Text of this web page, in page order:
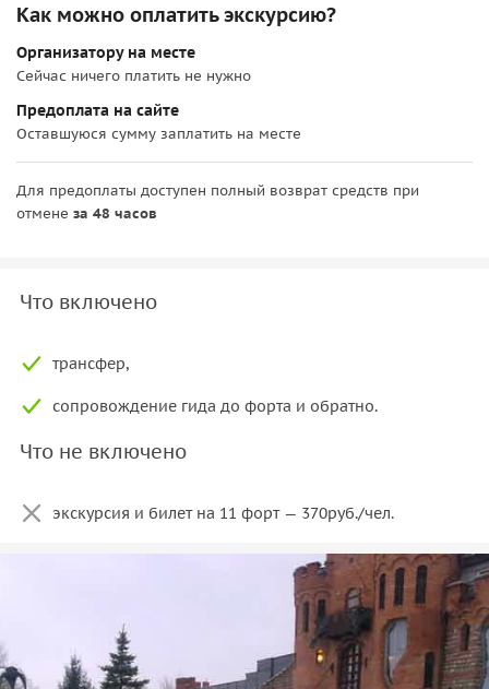
Как можно оплатить экскурсию?
Организатору на месте
Сейчас ничего платить не нужно
Предоплата на сайте
Оставшуюся сумму заплатить на месте
Для предоплаты доступен полный возврат средств при
отмене за 48 часов
Что включено
трансфер,
сопровождение гида до форта и обратно.
Что не включено
экскурсия и билет на 11 форт — 370руб./чел.